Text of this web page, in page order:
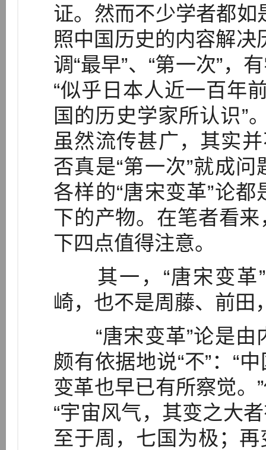
证。然而不少学者都如
照中国历史的内容解决
调“最早”、“第一次”，
“似乎日本人近一百年
国的历史学家所认识”
虽然流传甚广，其实
否真是“第一次”就成
各样的“唐宋变革”论
下的产物。在笔者看
下四点值得注意。
其一，“唐宋变革”
崎，也不是周藤、前田
“唐宋变革”论是由
颇有依据地说“不”：“
变革也早已有所察觉。
“宇宙风气，其变之大
至于周，七国为极；